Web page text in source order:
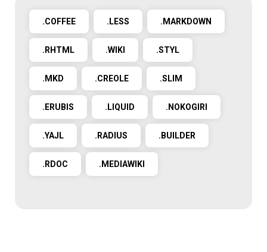
.COFFEE .LESS .MARKDOWN
.RHTML .WIKI .STYL
.MKD .CREOLE .SLIM
.ERUBIS .LIQUID .NOKOGIRI
.YAJL .RADIUS .BUILDER
.RDOC .MEDIAWIKI